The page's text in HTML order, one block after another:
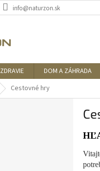
info@naturzon.sk
ZDRAVIE DOM A ZÁHRADA
Cestovné hry